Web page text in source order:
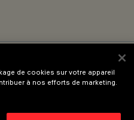
de cookies sur votre appareil
à nos efforts de marketing.